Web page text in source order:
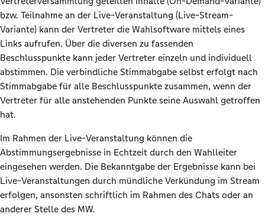
bzw. Teilnahme an der Live-Veranstaltung (Live-Stream-
Variante) kann der Vertreter die Wahlsoftware mittels eines
Links aufrufen. Über die diversen zu fassenden
Beschlusspunkte kann jeder Vertreter einzeln und individuell
abstimmen. Die verbindliche Stimmabgabe selbst erfolgt nach
Stimmabgabe für alle Beschlusspunkte zusammen, wenn der
Vertreter für alle anstehenden Punkte seine Auswahl getroffen
hat.
Im Rahmen der Live-Veranstaltung können die
Abstimmungsergebnisse in Echtzeit durch den Wahlleiter
eingesehen werden. Die Bekanntgabe der Ergebnisse kann bei
Live-Veranstaltungen durch mündliche Verkündung im Stream
erfolgen, ansonsten schriftlich im Rahmen des Chats oder an
anderer Stelle des MW.